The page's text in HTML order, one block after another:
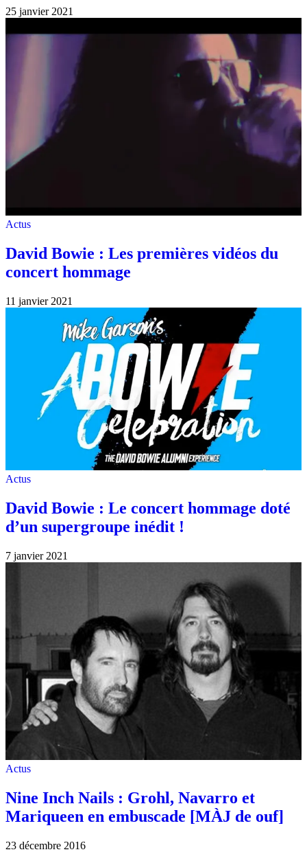
25 janvier 2021
Actus
David Bowie : Les premières vidéos du
concert hommage
11 janvier 2021
Actus
David Bowie : Le concert hommage doté
d’un supergroupe inédit !
7 janvier 2021
Actus
Nine Inch Nails : Grohl, Navarro et
Mariqueen en embuscade [MÀJ de ouf]
23 décembre 2016